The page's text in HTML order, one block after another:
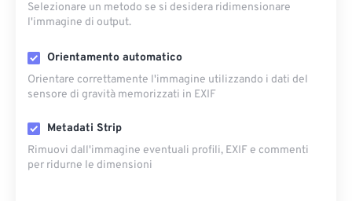
Selezionare un metodo se si desidera ridimensionare
l'immagine di output.
Orientamento automatico
Orientare correttamente l'immagine utilizzando i dati del
sensore di gravità memorizzati in EXIF
Metadati Strip
Rimuovi dall'immagine eventuali profili, EXIF ​​e commenti
per ridurne le dimensioni